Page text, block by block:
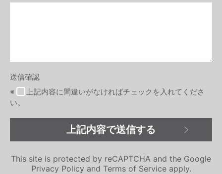
送信確認
※
上記内容に間違いがなければチェックを入れてくださ
い。
This site is protected by reCAPTCHA and the Google
Privacy Policy and Terms of Serviceapply.